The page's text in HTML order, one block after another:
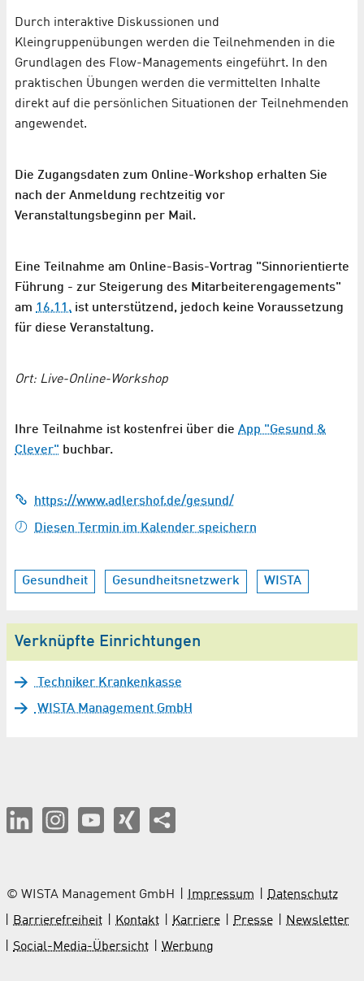
Durch interaktive Diskussionen und
Kleingruppenübungen werden die Teilnehmenden in die
Grundlagen des Flow-Managements eingeführt. In den
praktischen Übungen werden die vermittelten Inhalte
direkt auf die persönlichen Situationen der Teilnehmenden
angewendet.
Die Zugangsdaten zum Online-Workshop erhalten Sie
nach der Anmeldung rechtzeitig vor
Veranstaltungsbeginn per Mail.
Eine Teilnahme am Online-Basis-Vortrag "Sinnorientierte
Führung - zur Steigerung des Mitarbeiterengagements"
am 16.11. ist unterstützend, jedoch keine Voraussetzung
für diese Veranstaltung.
Ort: Live-Online-Workshop
Ihre Teilnahme ist kostenfrei über die App "Gesund &
Clever" buchbar.
https://www.adlershof.de/gesund/
Diesen Termin im Kalender speichern
Gesundheit Gesundheitsnetzwerk WISTA
Verknüpfte Einrichtungen
Techniker Krankenkasse
WISTA Management GmbH
© WISTA Management GmbH Impressum
Datenschutz
Barrierefreiheit
Kontakt Karriere Presse
Newsletter
Social-Media-Übersicht
Werbung